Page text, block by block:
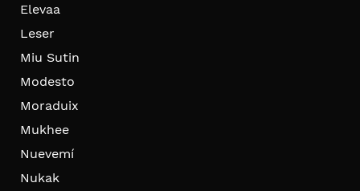
Elevaa
Leser
Miu Sutin
Modesto
Moraduix
Mukhee
Nuevemí
Nukak